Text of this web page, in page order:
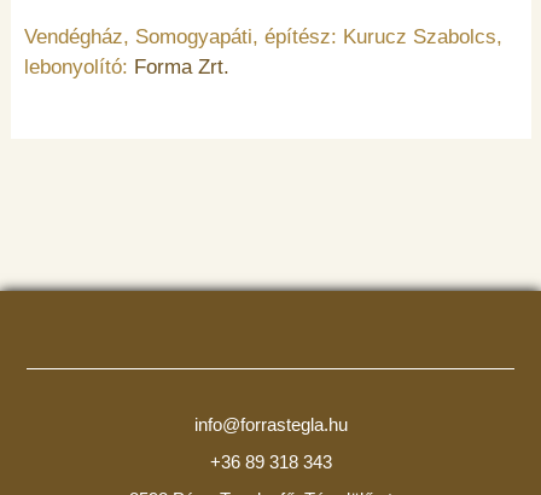
Vendégház, Somogyapáti, építész: Kurucz Szabolcs,
lebonyolító: Forma Zrt.
info@forrastegla.hu
+36 89 318 343